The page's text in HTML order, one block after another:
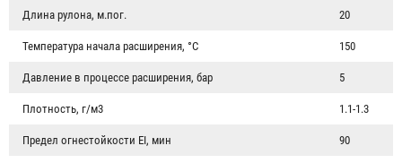
Длина рулона, м.пог. 20
Температура начала расширения, °С 150
Давление в процессе расширения, бар 5
Плотность, г/м3 1.1-1.3
Предел огнестойкости EI, мин 90